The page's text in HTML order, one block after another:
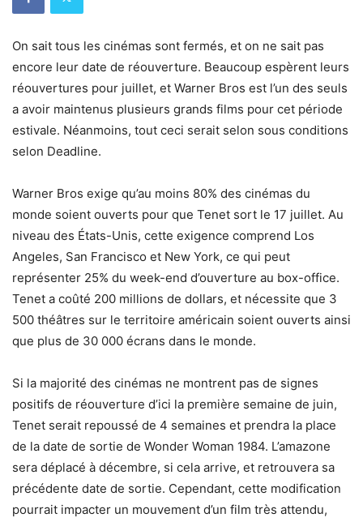
On sait tous les cinémas sont fermés, et on ne sait pas
encore leur date de réouverture. Beaucoup espèrent leurs
réouvertures pour juillet, et Warner Bros est l’un des seuls
a avoir maintenus plusieurs grands films pour cet période
estivale. Néanmoins, tout ceci serait selon sous conditions
selon Deadline.
Warner Bros exige qu’au moins 80% des cinémas du
monde soient ouverts pour que Tenet sort le 17 juillet. Au
niveau des États-Unis, cette exigence comprend Los
Angeles, San Francisco et New York, ce qui peut
représenter 25% du week-end d’ouverture au box-office.
Tenet a coûté 200 millions de dollars, et nécessite que 3
500 théâtres sur le territoire américain soient ouverts ainsi
que plus de 30 000 écrans dans le monde.
Si la majorité des cinémas ne montrent pas de signes
positifs de réouverture d’ici la première semaine de juin,
Tenet serait repoussé de 4 semaines et prendra la place
de la date de sortie de Wonder Woman 1984. L’amazone
sera déplacé à décembre, si cela arrive, et retrouvera sa
précédente date de sortie. Cependant, cette modification
pourrait impacter un mouvement d’un film très attendu,